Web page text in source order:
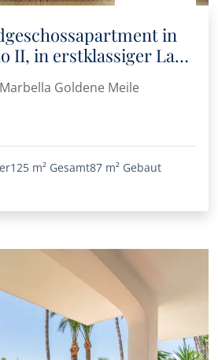
in
II, in erstklassiger Lage
Goldene Meile
125 m² Gesamt87 m² Gebaut